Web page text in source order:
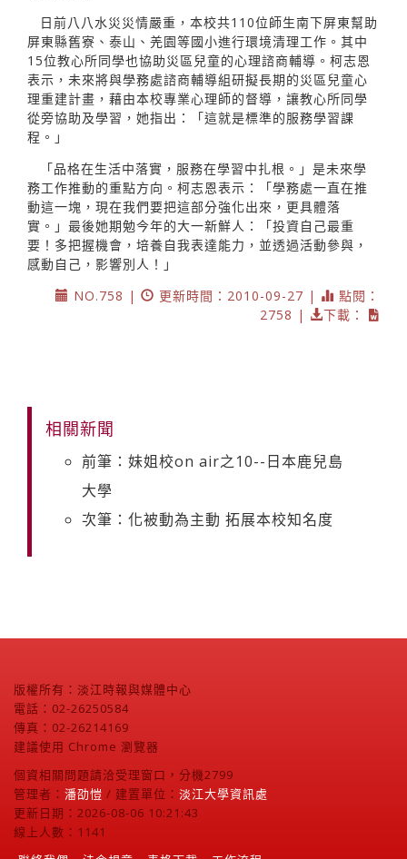
日前八八水災災情嚴重，本校共110位師生南下屏東幫助
屏東縣舊寮、泰山、羌園等國小進行環境清理工作。其中
15位教心所同學也協助災區兒童的心理諮商輔導。柯志恩
表示，未來將與學務處諮商輔導組研擬長期的災區兒童心
理重建計畫，藉由本校專業心理師的督導，讓教心所同學
從旁協助及學習，她指出：「這就是標準的服務學習課
程。」
「品格在生活中落實，服務在學習中扎根。」是未來學
務工作推動的重點方向。柯志恩表示：「學務處一直在推
動這一塊，現在我們要把這部分強化出來，更具體落
實。」最後她期勉今年的大一新鮮人：「投資自己最重
要！多把握機會，培養自我表達能力，並透過活動參與，
感動自己，影響別人！」
NO.758 |
更新時間：2010-09-27 |
點閱：
2758 |
下載：
相關新聞
前筆：妹姐校on air之10--日本鹿兒島
大學
次筆：化被動為主動 拓展本校知名度
版權所有：淡江時報與媒體中心
電話：02-26250584
傳真：02-26214169
建議使用 Chrome 瀏覽器
個資相關問題請洽受理窗口，分機2799
管理者： 潘劭愷 / 建置單位： 淡江大學資訊處
更新日期：2026-08-06 10:21:43
線上人數：1141